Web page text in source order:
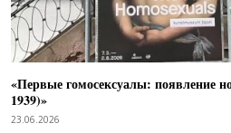
«Первые гомосексуалы: появление
1939)»
23.06.2026